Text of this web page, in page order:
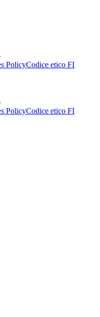
PolicyCodice etico FI
PolicyCodice etico FI